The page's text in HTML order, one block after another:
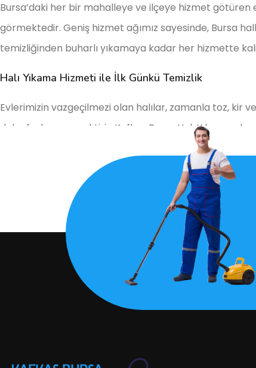
Bursa’daki her bir mahalleye ve ilçeye hizmet götüren
görmektedir. Geniş hizmet ağımız sayesinde, Bursa
temizliğinden buharlı yıkamaya kadar her hizmette
Halı Yıkama Hizmeti ile İlk Günkü Temizlik
Evlerimizin vazgeçilmezi olan halılar, zamanla toz, kir
daha fazlasını gerektirir. Kafkas Bursa Halı Yıkama
hizmetimizle, halılarınızın dokusunu ve rengini
Koltuk Yıkama ile Hijyenik Oturma Alanları
Evlerde ve ofislerde en sık kullanılan mobilyalardan
yalnızca yüzeyini değil, derinlerindeki kir ve bakterileri
sağlarken, sağlıklı yaşam alanları oluşturur.
Perde Yıkama Hizmeti: Evlerinizi Aydınlatıyoruz
Perdeler, evlerimize şıklık katan ve aynı zamanda
DEVAMINI OKU